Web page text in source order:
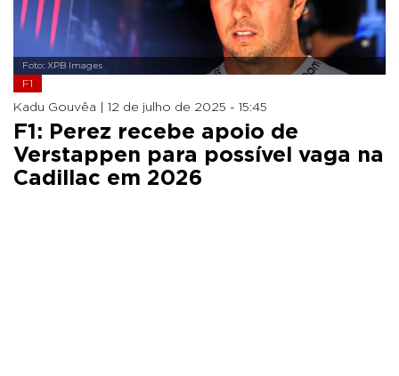
Foto: XPB Images
F1
Kadu Gouvêa | 12 de julho de 2025 - 15:45
F1: Perez recebe apoio de
Verstappen para possível vaga na
Cadillac em 2026